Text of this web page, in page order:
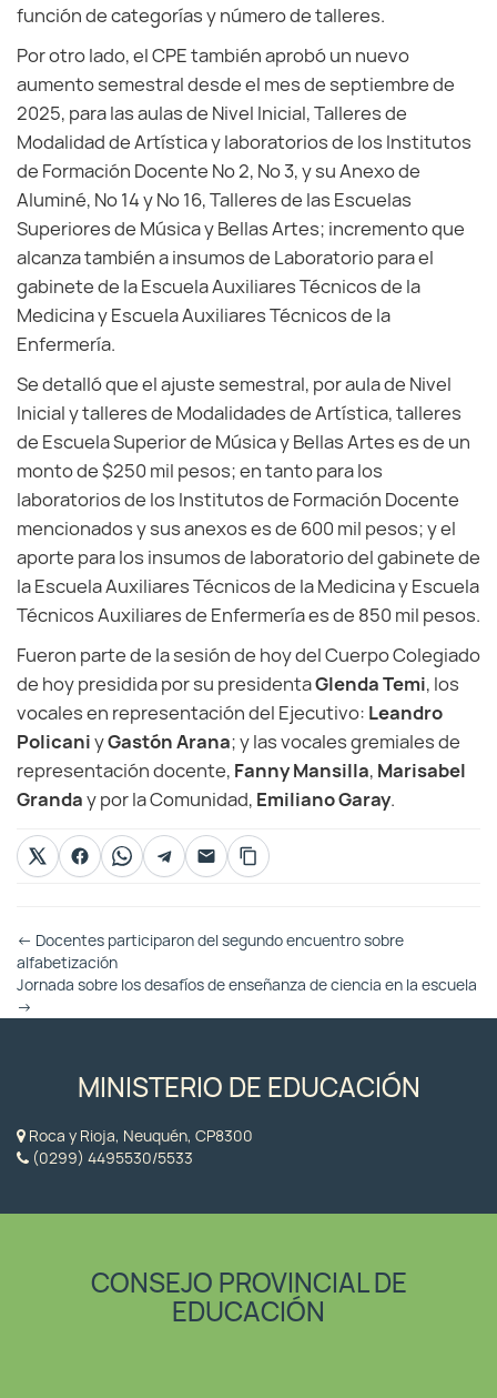
función de categorías y número de talleres.
Por otro lado, el CPE también aprobó un nuevo
aumento semestral desde el mes de septiembre de
2025, para las aulas de Nivel Inicial, Talleres de
Modalidad de Artística y laboratorios de los Institutos
de Formación Docente Nº 2, Nº 3, y su Anexo de
Aluminé, Nº 14 y Nº 16, Talleres de las Escuelas
Superiores de Música y Bellas Artes; incremento que
alcanza también a insumos de Laboratorio para el
gabinete de la Escuela Auxiliares Técnicos de la
Medicina y Escuela Auxiliares Técnicos de la
Enfermería.
Se detalló que el ajuste semestral, por aula de Nivel
Inicial y talleres de Modalidades de Artística, talleres
de Escuela Superior de Música y Bellas Artes es de un
monto de $250 mil pesos; en tanto para los
laboratorios de los Institutos de Formación Docente
mencionados y sus anexos es de 600 mil pesos; y el
aporte para los insumos de laboratorio del gabinete de
la Escuela Auxiliares Técnicos de la Medicina y Escuela
Técnicos Auxiliares de Enfermería es de 850 mil pesos.
Fueron parte de la sesión de hoy del Cuerpo Colegiado
de hoy presidida por su presidentaGlenda Temi, los
vocales en representación del Ejecutivo: Leandro
PolicaniyGastón Arana; y las vocales gremiales de
representación docente, Fanny Mansilla, Marisabel
Granday por la Comunidad, Emiliano Garay.
Otras
Entradas
← Docentes participaron del segundo encuentro sobre
alfabetización
Jornada sobre los desafíos de enseñanza de ciencia en la escuela
→
MINISTERIO DE EDUCACIÓN
Roca y Rioja, Neuquén, CP8300
(0299) 4495530/5533
CONSEJO PROVINCIAL DE
EDUCACIÓN